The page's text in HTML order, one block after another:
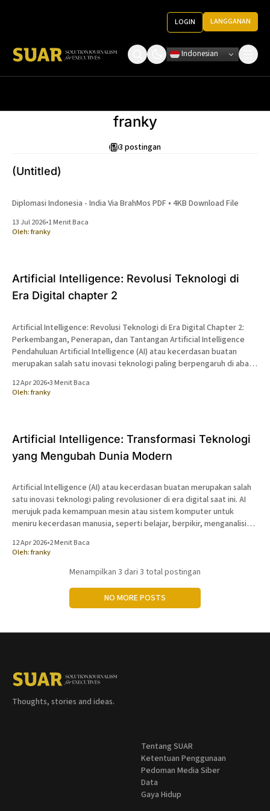
LOGIN LANGGANAN
Indonesian
franky
3 postingan
(Untitled)
Diplomasi Indonesia - India Via BrahMos PDF • 4KB Download File
13 Jul 2026•1 Menit Baca
Oleh:franky
Artificial Intelligence: Revolusi Teknologi di
Era Digital chapter 2
Artificial Intelligence: Revolusi Teknologi di Era Digital Chapter 2:
Perkembangan, Penerapan, dan Tantangan Artificial Intelligence
Pendahuluan Artificial Intelligence (AI) atau kecerdasan buatan
merupakan salah satu inovasi teknologi paling berpengaruh di abad
untuk meniru kecerdasan manusia, seperti belajar, berpikir,
mengambil keputusan,
12 Apr 2026•3 Menit Baca
Oleh:franky
Artificial Intelligence: Transformasi Teknologi
yang Mengubah Dunia Modern
Artificial Intelligence (AI) atau kecerdasan buatan merupakan salah
satu inovasi teknologi paling revolusioner di era digital saat ini. AI
merujuk pada kemampuan mesin atau sistem komputer untuk
meniru kecerdasan manusia, seperti belajar, berpikir, menganalisis,
telah berkembang pesat dan menjadi bagian penting dalam
12 Apr 2026•2 Menit Baca
Oleh:franky
Menampilkan 3 dari 3 total postingan
NO MORE POSTS
Thoughts, stories and ideas.
Tentang SUAR
Ketentuan Penggunaan
Pedoman Media Siber
Data
Gaya Hidup